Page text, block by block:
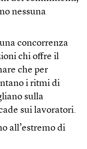
nessuna
concorrenza
chi offre il
che per
i ritmi di
sulla
sui lavoratori.
all’estremo di